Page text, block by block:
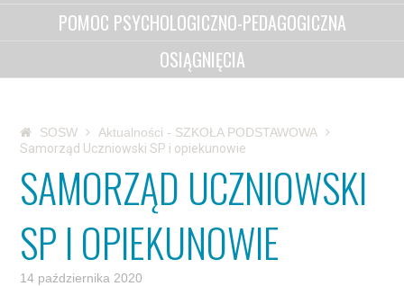
POMOC PSYCHOLOGICZNO-PEDAGOGICZNA
OSIĄGNIĘCIA
SOSW
Aktualności - SZKOŁA PODSTAWOWA
Samorząd Uczniowski SP i opiekunowie
SAMORZĄD UCZNIOWSKI
SP I OPIEKUNOWIE
14 października 2020